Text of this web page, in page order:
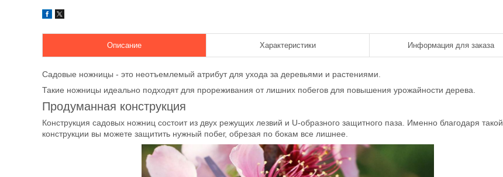
Описание Характеристики Информация для заказа
Садовые ножницы - это неотъемлемый атрибут для ухода за деревьями и растениями.
Такие ножницы идеально подходят для прореживания от лишних побегов для повышения урожайности дерева.
Продуманная конструкция
Конструкция садовых ножниц состоит из двух режущих лезвий и U-образного защитного паза. Именно благодаря такой
конструкции вы можете защитить нужный побег, обрезая по бокам все лишнее.